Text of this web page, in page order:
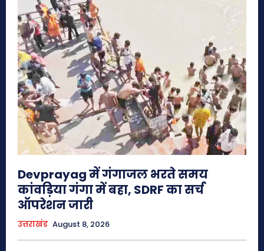
Devprayag में गंगाजल भरते समय
कांवड़िया गंगा में बहा, SDRF का सर्च
ऑपरेशन जारी
उत्तराखंड August 8, 2026